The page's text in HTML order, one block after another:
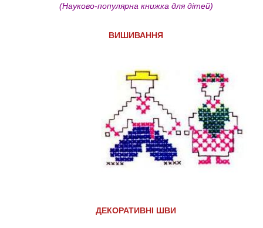
(Науково-популярна книжка для дітей)
ВИШИВАННЯ
ДЕКОРАТИВНІ ШВИ